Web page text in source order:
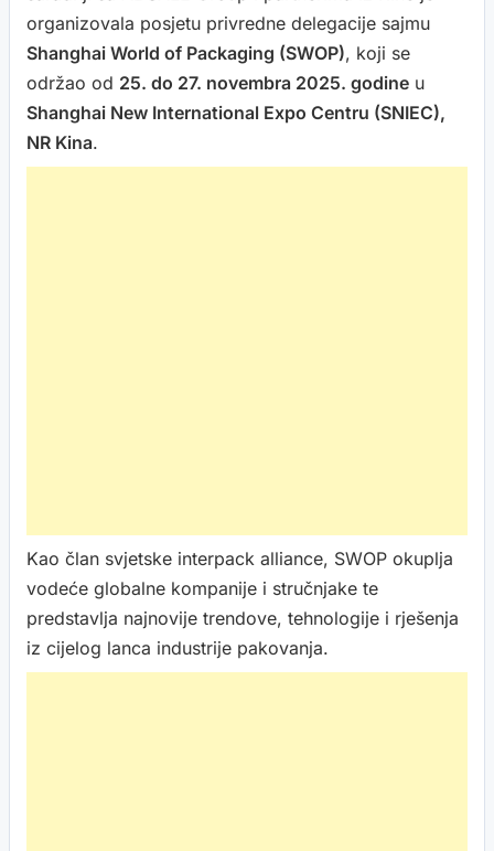
organizovala posjetu privredne delegacije sajmu
Shanghai World of Packaging (SWOP), koji se
održao od 25. do 27. novembra 2025. godine u
Shanghai New International Expo Centru (SNIEC),
NR Kina.
Kao član svjetske interpack alliance, SWOP okuplja
vodeće globalne kompanije i stručnjake te
predstavlja najnovije trendove, tehnologije i rješenja
iz cijelog lanca industrije pakovanja.